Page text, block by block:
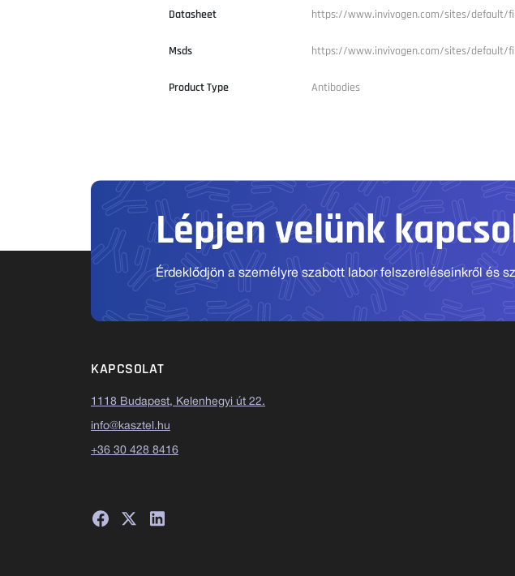
Datasheet https://www.invivogen.com/sites/default/
Msds https://www.invivogen.com/sites/default/
Product Type Antibodies
Lépjen velünk
Érdeklődjön a személyre szabott labor felszereléseinkről és
KAPCSOLAT
1118 Budapest, Kelenhegyi út 22.
info@kasztel.hu
+36 30 428 8416